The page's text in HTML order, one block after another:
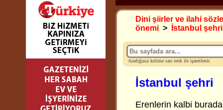
Dini şiirler ve ilahi
önemi > İstanbul şehri
Aradığınız kelime sarı renk ile işaretlenir.
İstanbul şehri
Erenlerin kalbi